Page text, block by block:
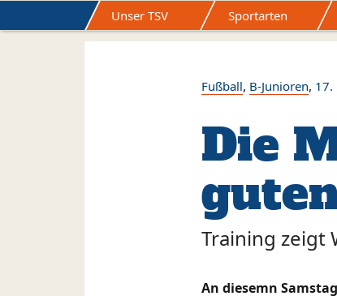
Unser TSV Sportarten
Fußball, B-Junioren, 17.
Die
Training zeigt
An diesemn